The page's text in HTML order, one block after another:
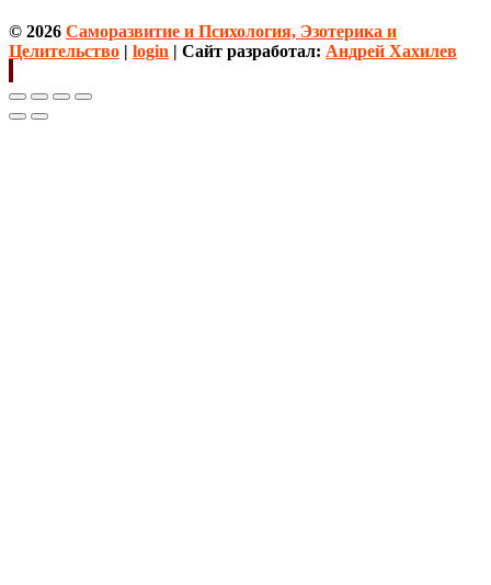
© 2026 Саморазвитие и Психология, Эзотерика и
Целительство | login | Сайт разработал: Андрей Хахилев